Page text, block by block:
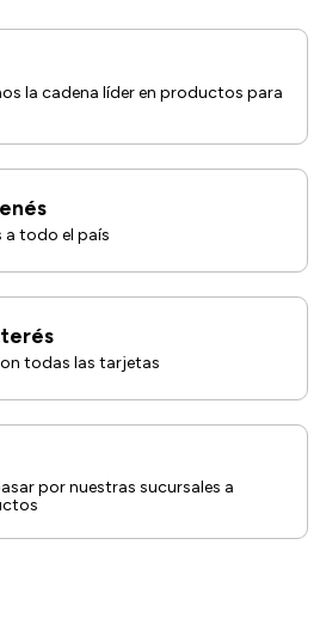
la cadena líder en productos para
a todo el país
todas las tarjetas
por nuestras sucursales a